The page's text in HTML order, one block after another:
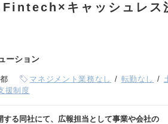
Fintech×キャッシュレス
ーション
マネジメント業務なし 転勤なし
援制度
る同社にて、広報担当として事業や会社の